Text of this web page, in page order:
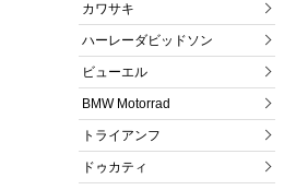
カワサキ
ハーレーダビッドソン
ビューエル
BMW Motorrad
トライアンフ
ドゥカティ